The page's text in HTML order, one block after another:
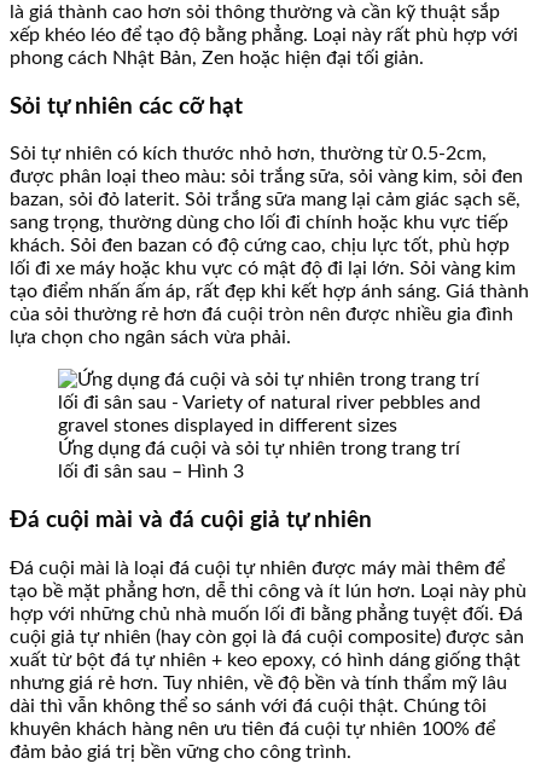
là giá thành cao hơn sỏi thông thường và cần kỹ thuật sắp
xếp khéo léo để tạo độ bằng phẳng. Loại này rất phù hợp với
phong cách Nhật Bản, Zen hoặc hiện đại tối giản.
Sỏi tự nhiên các cỡ hạt
Sỏi tự nhiên có kích thước nhỏ hơn, thường từ 0.5-2cm,
được phân loại theo màu: sỏi trắng sữa, sỏi vàng kim, sỏi đen
bazan, sỏi đỏ laterit. Sỏi trắng sữa mang lại cảm giác sạch sẽ,
sang trọng, thường dùng cho lối đi chính hoặc khu vực tiếp
khách. Sỏi đen bazan có độ cứng cao, chịu lực tốt, phù hợp
lối đi xe máy hoặc khu vực có mật độ đi lại lớn. Sỏi vàng kim
tạo điểm nhấn ấm áp, rất đẹp khi kết hợp ánh sáng. Giá thành
của sỏi thường rẻ hơn đá cuội tròn nên được nhiều gia đình
lựa chọn cho ngân sách vừa phải.
Ứng dụng đá cuội và sỏi tự nhiên trong trang trí
lối đi sân sau – Hình 3
Đá cuội mài và đá cuội giả tự nhiên
Đá cuội mài là loại đá cuội tự nhiên được máy mài thêm để
tạo bề mặt phẳng hơn, dễ thi công và ít lún hơn. Loại này phù
hợp với những chủ nhà muốn lối đi bằng phẳng tuyệt đối. Đá
cuội giả tự nhiên (hay còn gọi là đá cuội composite) được sản
xuất từ bột đá tự nhiên + keo epoxy, có hình dáng giống thật
nhưng giá rẻ hơn. Tuy nhiên, về độ bền và tính thẩm mỹ lâu
dài thì vẫn không thể so sánh với đá cuội thật. Chúng tôi
khuyên khách hàng nên ưu tiên đá cuội tự nhiên 100% để
đảm bảo giá trị bền vững cho công trình.